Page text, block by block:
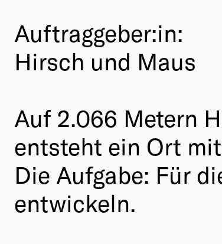
Auftraggeber:in:
Hirsch und Maus
Auf 2.066 Metern
entsteht ein Ort
Die Aufgabe: Für
entwickeln.